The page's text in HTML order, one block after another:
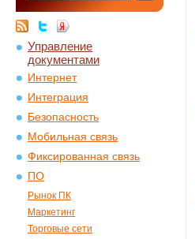
Управление
документами
Интернет
Интеграция
Безопасность
Мобильная связь
Фиксированная связь
ПО
Рынок ПК
Маркетинг
Торговые сети